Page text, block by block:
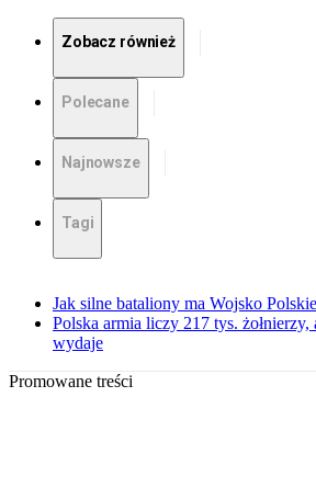
Zobacz również
Polecane
Najnowsze
Tagi
Jak silne bataliony ma Wojsko
Polska armia liczy 217 tys. żołnierzy,
wydaje
Promowane treści